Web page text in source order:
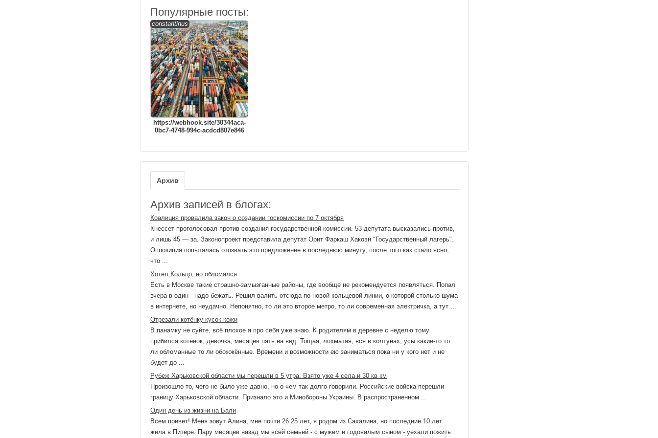
Популярные посты:
constantinus
https://webhook.site/30344aca-
0bc7-4748-994c-acdcd807e846
Архив
Архив записей в блогах:
Коалиция провалила закон о создании госкомиссии по 7 октября
Кнессет проголосовал против создания государственной комиссии. 53 депутата высказались против,
и лишь 45 — за. Законопроект представила депутат Орит Фаркаш Хакоэн "Государственный лагерь".
Оппозиция попыталась отозвать это предложение в последнюю минуту, после того как стало ясно,
что ...
Хотел Кольцо, но обломался
Есть в Москве такие страшно-замызганные районы, где вообще не рекомендуется появляться. Попал
вчера в один - надо бежать. Решил валить отсюда по новой кольцевой линии, о которой столько шума
в интернете, но неудачно. Непонятно, то ли это второе метро, то ли современная электричка, а тут ...
Отрезали котёнку кусок кожи
В панамку не суйте, всё плохое я про себя уже знаю. К родителям в деревне с неделю тому
прибился котёнок, девочка, месяцев пять на вид. Тощая, лохматая, вся в колтунах, усы какие-то то
ли обломанные то ли обожжённые. Времени и возможности ею заниматься пока ни у кого нет и не
будет до ...
Рубеж Харьковской области мы перешли в 5 утра. Взято уже 4 села и 30 кв км
Произошло то, чего не было уже давно, но о чем так долго говорили. Российские войска перешли
границу Харьковской области. Признало это и Минобороны Украины. В распространенном ...
Один день из жизни на Бали
Всем привет! Меня зовут Алина, мне почти 26 25 лет, я родом из Сахалина, но последние 10 лет
жила в Питере. Пару месяцев назад мы всей семьей - с мужем и годовалым сыном - уехали пожить